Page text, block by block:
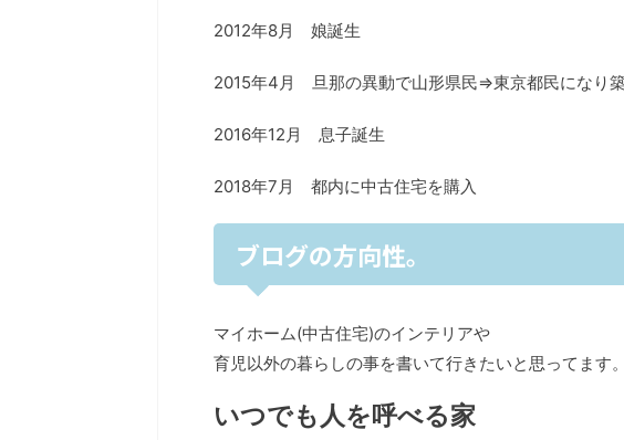
2012年8月 娘誕生
2015年4月 旦那の異動で山形県民⇒東京都民になり築
2016年12月 息子誕生
2018年7月 都内に中古住宅を購入
ブログの方向性。
マイホーム(中古住宅)のインテリアや
育児以外の暮らしの事を書いて行きたいと思ってます。
いつでも人を呼べる家